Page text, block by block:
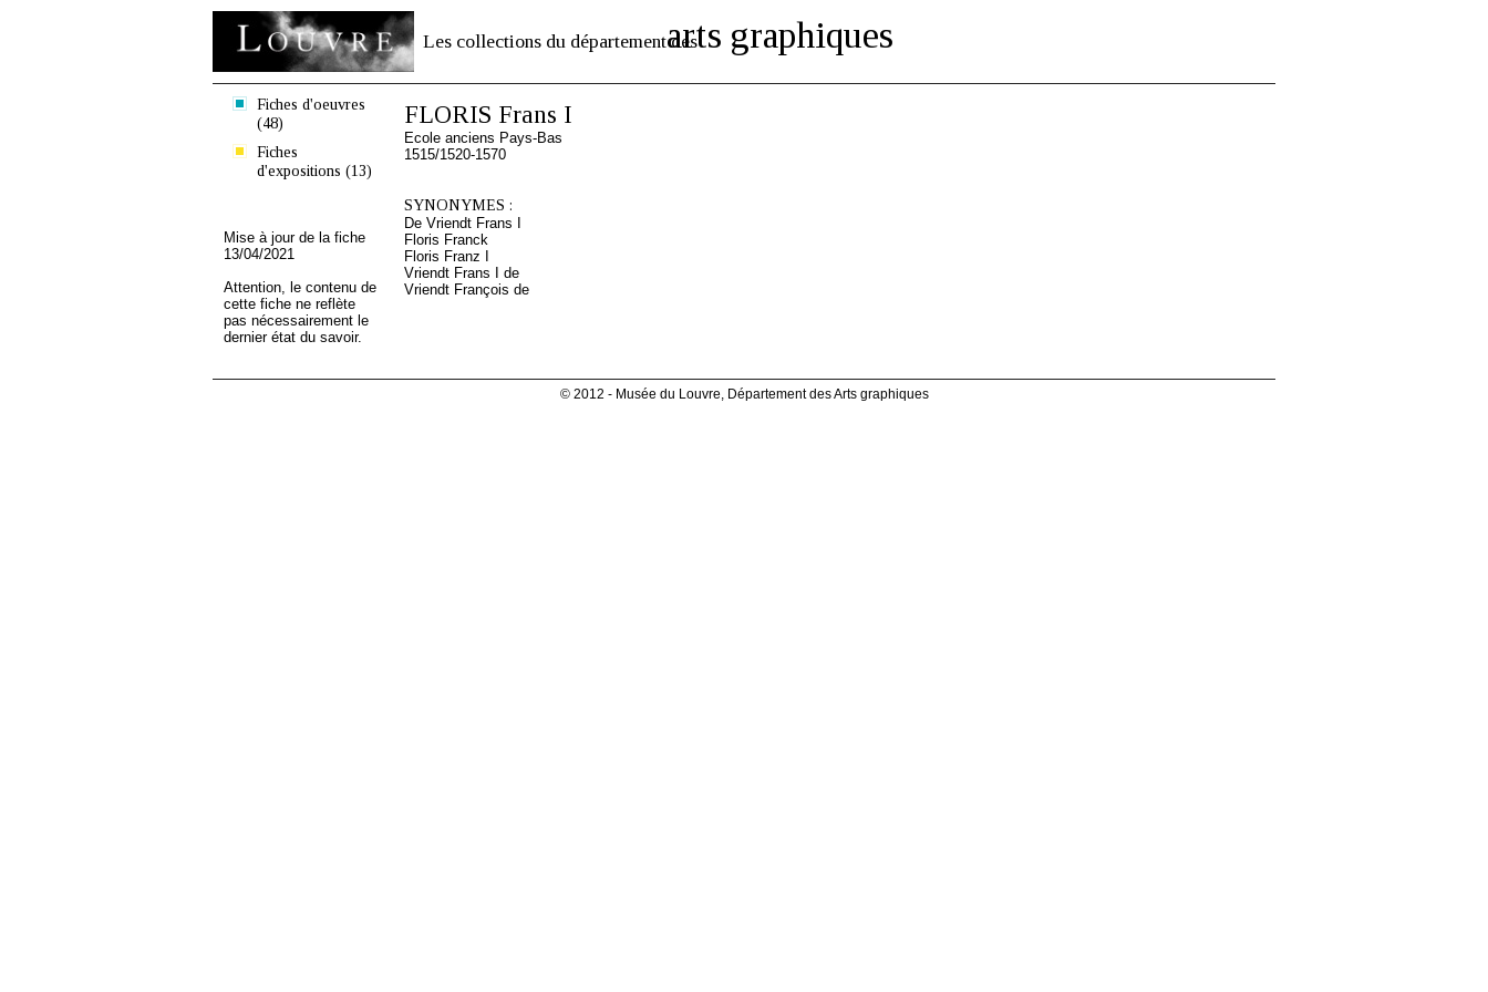
Les collections du département desarts graphiques
Fiches d'oeuvres
(48)
Fiches
d'expositions (13)
Mise à jour de la fiche
13/04/2021
Attention, le contenu de
cette fiche ne reflète
pas nécessairement le
dernier état du savoir.
FLORIS Frans I
Ecole anciens Pays-Bas
1515/1520-1570
SYNONYMES :
De Vriendt Frans I
Floris Franck
Floris Franz I
Vriendt Frans I de
Vriendt François de
© 2012 - Musée du Louvre, Département des Arts graphiques